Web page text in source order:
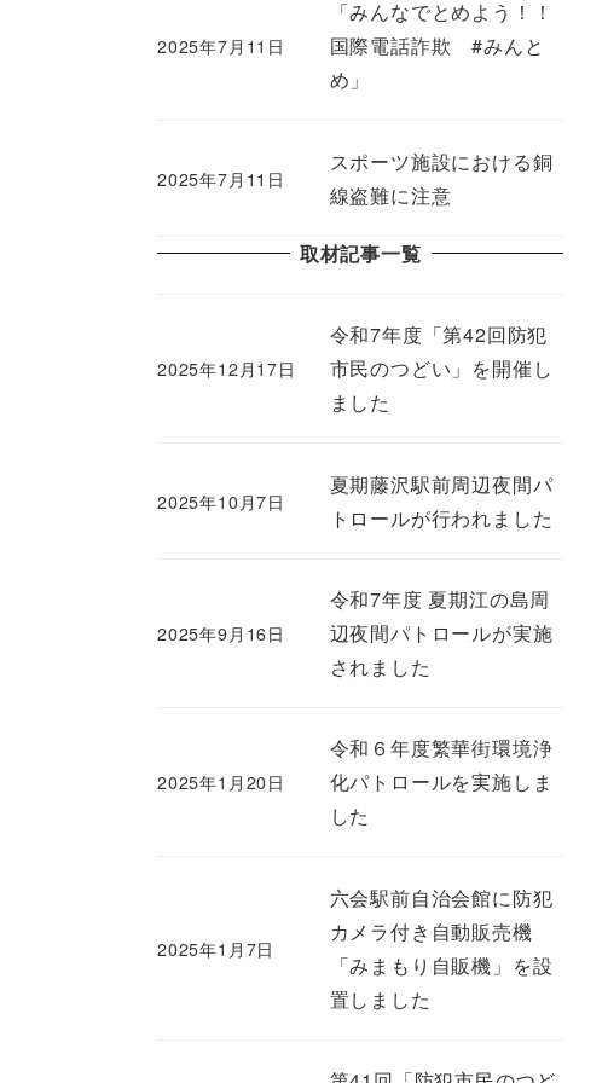
「みんなでとめよう！！
国際電話詐欺 #みんと
め」
2025年7月11日
スポーツ施設における銅
線盗難に注意
2025年7月11日
取材記事一覧
令和7年度「第42回防犯
市民のつどい」を開催し
ました
2025年12月17日
夏期藤沢駅前周辺夜間パ
トロールが行われました
2025年10月7日
令和7年度 夏期江の島周
辺夜間パトロールが実施
されました
2025年9月16日
令和６年度繁華街環境浄
化パトロールを実施しま
した
2025年1月20日
六会駅前自治会館に防犯
カメラ付き自動販売機
「みまもり自販機」を設
置しました
2025年1月7日